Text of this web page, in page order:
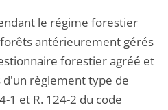
le régime forestier
antérieurement gérés
forestier agréé et
d'un règlement type de
1 et R. 124-2 du code